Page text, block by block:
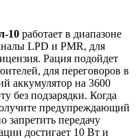
10 работает в диапазоне
LPD и PMR, для
Рация подойдет
для переговоров в
аккумулятор на 3600
без подзарядки. Когда
предупреждающий
запретить передачу
достигает 10 Вт и